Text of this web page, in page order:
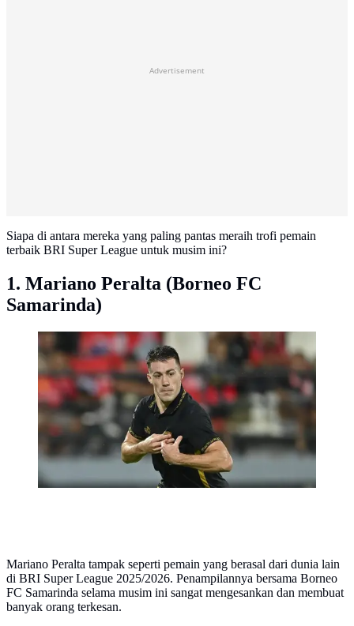
Advertisement
Siapa di antara mereka yang paling pantas meraih trofi pemain
terbaik BRI Super League untuk musim ini?
1. Mariano Peralta (Borneo FC
Samarinda)
Mariano Peralta, winger Borneo FC Samarinda,
merayakan golnya ke gawang Bali United dalam
pertandingan pekan ke-32 BRI Super League
2025/2026 di Stadion Kapten I Wayan Dipta, Gianyar.
Mariano Peralta tampak seperti pemain yang berasal dari dunia lain
di BRI Super League 2025/2026. Penampilannya bersama Borneo
FC Samarinda selama musim ini sangat mengesankan dan membuat
banyak orang terkesan.